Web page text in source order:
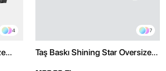
4 7
Taş Baskı Shining Star Oversize